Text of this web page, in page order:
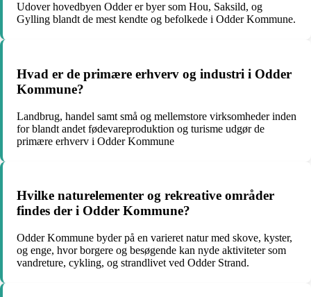
Udover hovedbyen Odder er byer som Hou, Saksild, og
Gylling blandt de mest kendte og befolkede i Odder Kommune.
Hvad er de primære erhverv og industri i Odder
Kommune?
Landbrug, handel samt små og mellemstore virksomheder inden
for blandt andet fødevareproduktion og turisme udgør de
primære erhverv i Odder Kommune
Hvilke naturelementer og rekreative områder
findes der i Odder Kommune?
Odder Kommune byder på en varieret natur med skove, kyster,
og enge, hvor borgere og besøgende kan nyde aktiviteter som
vandreture, cykling, og strandlivet ved Odder Strand.